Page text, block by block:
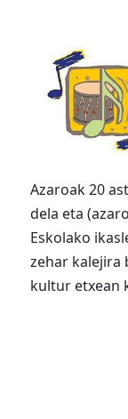
Azaroak 20
dela eta
Eskolako
zehar kalejira
kultur etxean